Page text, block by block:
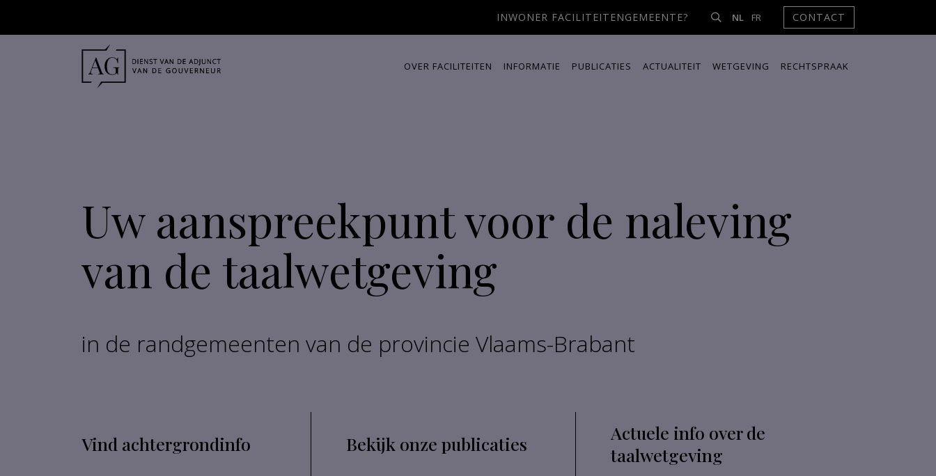
INWONER FACILITEITENGEMEENTE? NL FR CONTACT
OVER FACILITEITEN INFORMATIE PUBLICATIES ACTUALITEIT WETGEVING RECHTSPRAAK
Uw aanspreekpunt voor de naleving
van de taalwetgeving
in de randgemeenten van de provincie Vlaams-Brabant
Vind achtergrondinfo Bekijk onze publicaties
Actuele info over de
taalwetgeving